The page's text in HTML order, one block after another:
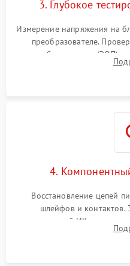
3. Глубокое
Измерение напряжения на
преобразователе.
преобразователя (ЭОП)
шумов и засветок.
4.
Восстановление цепей
шлейфов и
неисправной ИК-
очистка плат и удаление